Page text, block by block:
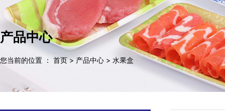
产品中心
您当前的位置 ： 首页> 产品中心 > 水果盒